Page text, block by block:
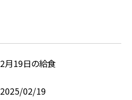
2月19日の給食
2025/02/19